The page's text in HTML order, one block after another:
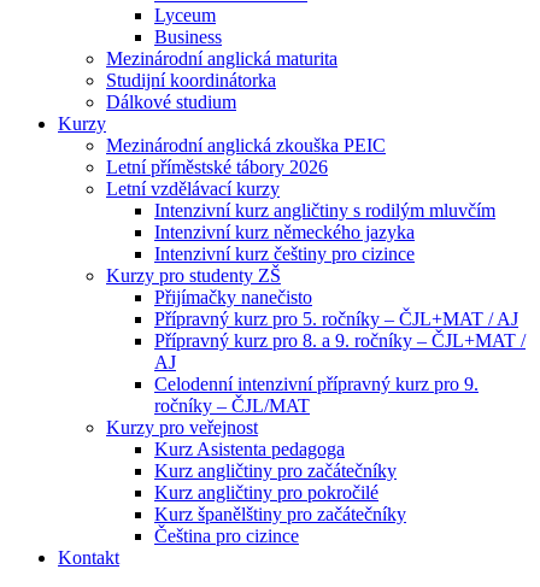
Lyceum
Business
Mezinárodní anglická maturita
Studijní koordinátorka
Dálkové studium
Kurzy
Mezinárodní anglická zkouška PEIC
Letní příměstské tábory 2026
Letní vzdělávací kurzy
Intenzivní kurz angličtiny s rodilým mluvčím
Intenzivní kurz německého jazyka
Intenzivní kurz češtiny pro cizince
Kurzy pro studenty ZŠ
Přijímačky nanečisto
Přípravný kurz pro 5. ročníky – ČJL+MAT / AJ
Přípravný kurz pro 8. a 9. ročníky – ČJL+MAT /
AJ
Celodenní intenzivní přípravný kurz pro 9.
ročníky – ČJL/MAT
Kurzy pro veřejnost
Kurz Asistenta pedagoga
Kurz angličtiny pro začátečníky
Kurz angličtiny pro pokročilé
Kurz španělštiny pro začátečníky
Čeština pro cizince
Kontakt